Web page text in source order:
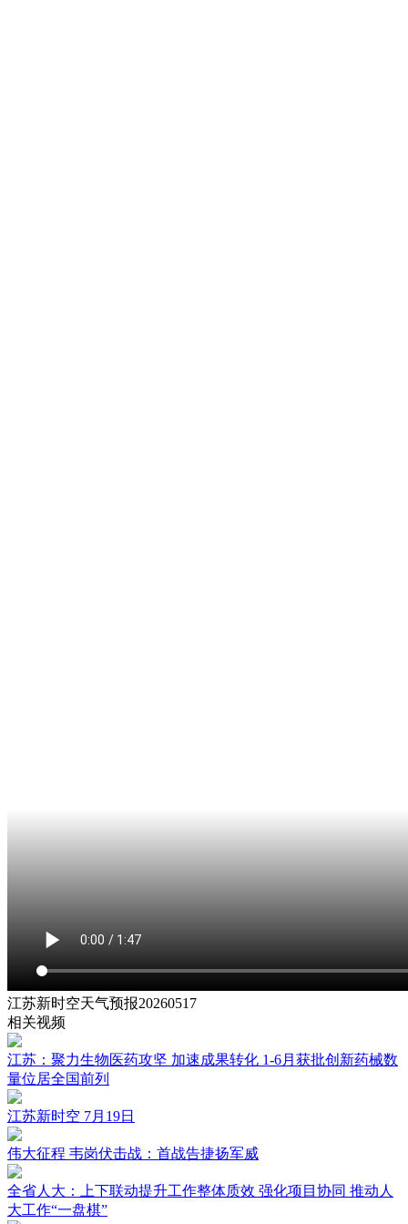
江苏新时空天气预报20260517
相关视频
江苏：聚力生物医药攻坚 加速成果转化 1-6月获批创新药械数
量位居全国前列
江苏新时空 7月19日
伟大征程 韦岗伏击战：首战告捷扬军威
全省人大：上下联动提升工作整体质效 强化项目协同 推动人
大工作“一盘棋”